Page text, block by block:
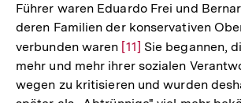
Führer waren Eduardo Frei und
deren Familien der konservativen
verbunden waren Zur
Auflösung
der
[11] Sie begannen,
mehr und mehr ihrer sozialen
wegen zu kritisieren und wurden